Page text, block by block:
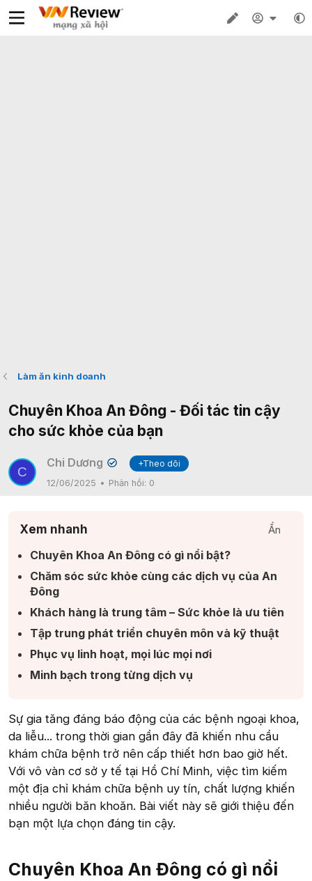
Làm ăn kinh doanh
Chuyên Khoa An Đông - Đối tác tin cậy
cho sức khỏe của bạn
C
Chi Dương ✔
+Theo dõi
12/06/2025
Phản hồi: 0
Xem nhanh Ẩn
Chuyên Khoa An Đông có gì nổi bật?​
Chăm sóc sức khỏe cùng các dịch vụ của An
Đông​
Khách hàng là trung tâm – Sức khỏe là ưu tiên​
Tập trung phát triển chuyên môn và kỹ thuật​
Phục vụ linh hoạt, mọi lúc mọi nơi​
Minh bạch trong từng dịch vụ​
Sự gia tăng đáng báo động của các bệnh ngoại khoa,
da liễu... trong thời gian gần đây đã khiến nhu cầu
khám chữa bệnh trở nên cấp thiết hơn bao giờ hết.
Với vô vàn cơ sở y tế tại Hồ Chí Minh, việc tìm kiếm
một địa chỉ khám chữa bệnh uy tín, chất lượng khiến
nhiều người băn khoăn. Bài viết này sẽ giới thiệu đến
bạn một lựa chọn đáng tin cậy.
Chuyên Khoa An Đông có gì nổi